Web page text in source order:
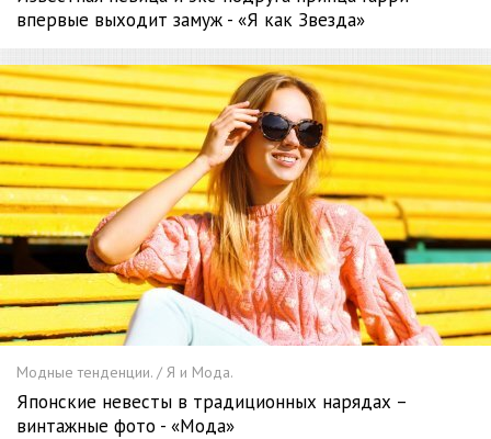
впервые выходит замуж - «Я как Звезда»
Модные тенденции. / Я и Мода.
Японские невесты в традиционных нарядах –
винтажные фото - «Мода»